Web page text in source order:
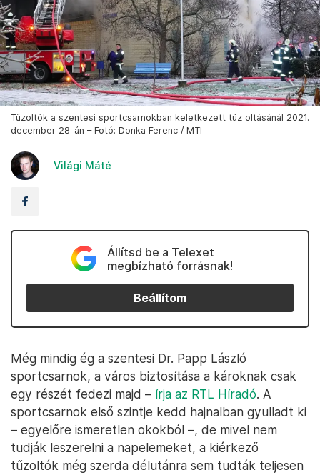
Tűzoltók a szentesi sportcsarnokban keletkezett tűz oltásánál 2021.
december 28-án – Fotó: Donka Ferenc / MTI
Világi Máté
Állítsd be a Telexet
megbízható forrásnak!
Beállítom
Még mindig ég a szentesi Dr. Papp László
sportcsarnok, a város biztosítása a károknak csak
egy részét fedezi majd – írja az RTL Híradó. A
sportcsarnok első szintje kedd hajnalban gyulladt ki
– egyelőre ismeretlen okokból –, de mivel nem
tudják leszerelni a napelemeket, a kiérkező
tűzoltók még szerda délutánra sem tudták teljesen